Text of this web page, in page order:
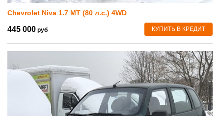
Chevrolet Niva 1.7 MT (80 л.с.) 4WD
445 000 руб КУПИТЬ В КРЕДИТ